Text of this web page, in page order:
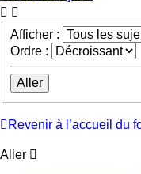
Afficher :
Ordre :
Revenir à l’accueil du
Aller